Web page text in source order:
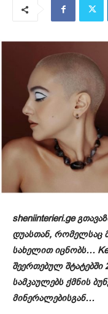
sheniinterieri.ge
დუასთან, რომელსაც
სახელით იცნობს…
შეერთებულ შტატებში
სამკაულებს ქმნის
მინერალებისგან…